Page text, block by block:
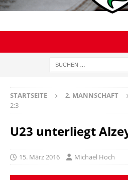
STARTSEITE 2. MANNSCHAFT
2:3
U23 unterliegt
15. März 2016 Michael Hoch